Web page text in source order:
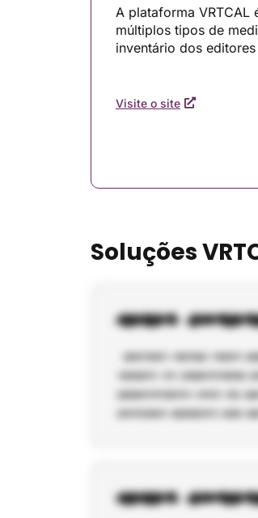
A plataforma VRTCAL
múltiplos tipos de
inventário dos
Visite o site
Soluções